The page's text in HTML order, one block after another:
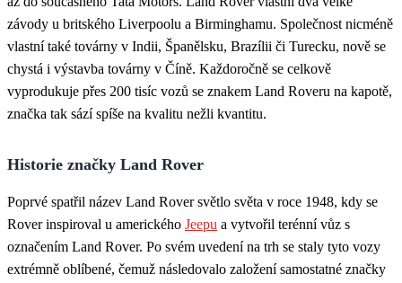
závody u britského Liverpoolu a Birminghamu. Společnost nicméně
vlastní také továrny v Indii, Španělsku, Brazílii či Turecku, nově se
chystá i výstavba továrny v Číně. Každoročně se celkově
vyprodukuje přes 200 tisíc vozů se znakem Land Roveru na kapotě,
značka tak sází spíše na kvalitu nežli kvantitu.
Historie značky Land Rover
Poprvé spatřil název Land Rover světlo světa v roce 1948, kdy se
Rover inspiroval u amerického Jeepu a vytvořil terénní vůz s
označením Land Rover. Po svém uvedení na trh se staly tyto vozy
extrémně oblíbené, čemuž následovalo založení samostatné značky